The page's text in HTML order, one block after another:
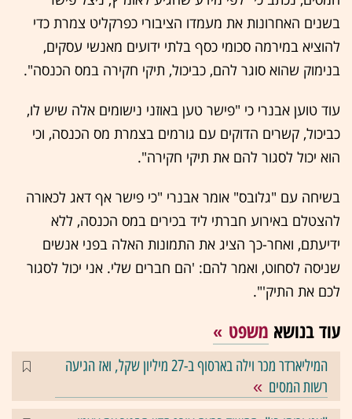
בשנים האחרונות את מעמדו הציבורי כפרקליט צמרת כדי
להוציא במירמה סכומי כסף בלתי ידועים מאנשי עסקים,
בנימוק שהוא סוגר להם, כביכול, תיקי חקירה במס הכנסה".
עוד טוען אבנרי כי "פישר טען באוזני נישומים אלה שיש לו,
כביכול, קשרים הדוקים עם גורמים בצמרת מס הכנסה, וכי
הוא יכול לסגור להם את תיקי חקירה".
בשיחה עם "גלובס" אומר אבנרי "כי פישר אף דאג לכאורה
להצטלם באירוע חברתי ליד בכירים במס הכנסה, ללא
ידיעתם, ואחר-כך הציג את התמונות האלה בפני אנשים
שניסה לסחוט, ואמר להם: 'הם חברים שלי. אני יכול לסגור
לכם את התיק'".
עוד בנושא משפט
המיליארדר מכר וילה בארסוף ב-27 מיליון שקל, ואז הגיעה
רשות המסים